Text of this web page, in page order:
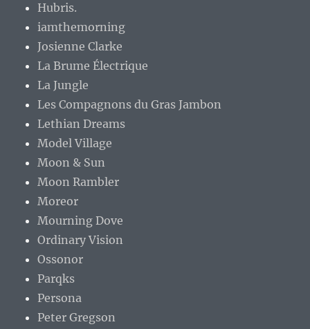
Hubris.
iamthemorning
Josienne Clarke
La Brume Électrique
La Jungle
Les Compagnons du Gras Jambon
Lethian Dreams
Model Village
Moon & Sun
Moon Rambler
Moreor
Mourning Dove
Ordinary Vision
Ossonor
Parqks
Persona
Peter Gregson